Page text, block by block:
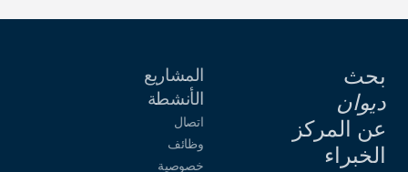
بحث
ديوان
عن المركز
الخبراء
المشاريع
الأنشطة
اتصال
وظائف
خصوصية